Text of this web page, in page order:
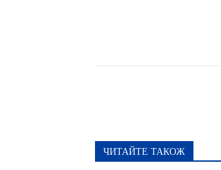
ЧИТАЙТЕ ТАКОЖ